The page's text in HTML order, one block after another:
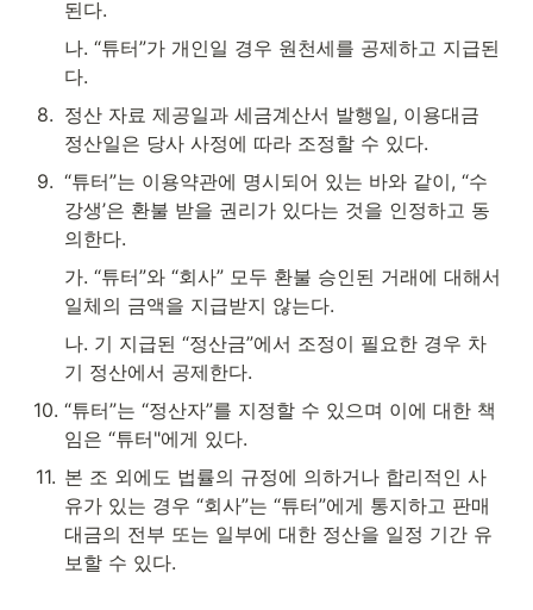
된다.
나. “튜터”가 개인일 경우 원천세를 공제하고 지급된
다.
8. 정산 자료 제공일과 세금계산서 발행일, 이용대금
정산일은 당사 사정에 따라 조정할 수 있다.
9. “튜터”는 이용약관에 명시되어 있는 바와 같이, “수
강생’은 환불 받을 권리가 있다는 것을 인정하고 동
의한다.
가. “튜터”와 “회사” 모두 환불 승인된 거래에 대해서
일체의 금액을 지급받지 않는다.
나. 기 지급된 “정산금”에서 조정이 필요한 경우 차
기 정산에서 공제한다.
10. “튜터”는 “정산자”를 지정할 수 있으며 이에 대한 책
임은 “튜터"에게 있다.
11. 본 조 외에도 법률의 규정에 의하거나 합리적인 사
유가 있는 경우 “회사”는 “튜터”에게 통지하고 판매
대금의 전부 또는 일부에 대한 정산을 일정 기간 유
보할 수 있다.